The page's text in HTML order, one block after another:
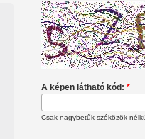
A képen látható kód:*
Csak nagybetűk szóközök